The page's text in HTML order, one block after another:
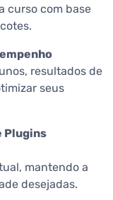
curso com base
resultados de
seus
Plugins
mantendo a
desejadas.